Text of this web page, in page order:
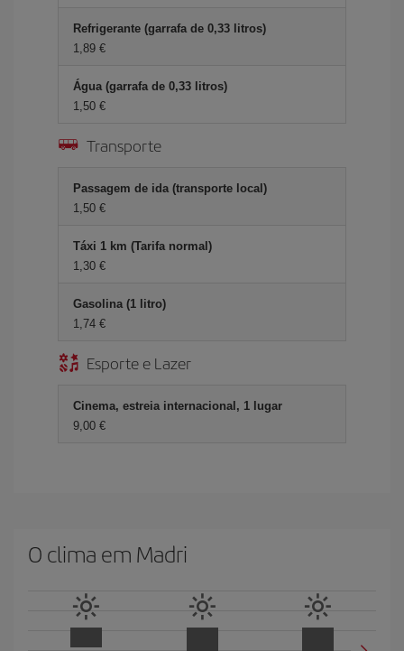
Refrigerante (garrafa de 0,33 litros)
1,89 €
Água (garrafa de 0,33 litros)
1,50 €
Transporte
Passagem de ida (transporte local)
1,50 €
Táxi 1 km (Tarifa normal)
1,30 €
Gasolina (1 litro)
1,74 €
Esporte e Lazer
Cinema, estreia internacional, 1 lugar
9,00 €
O clima em Madri